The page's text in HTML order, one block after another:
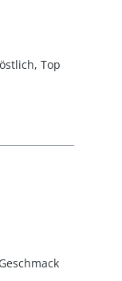
Top